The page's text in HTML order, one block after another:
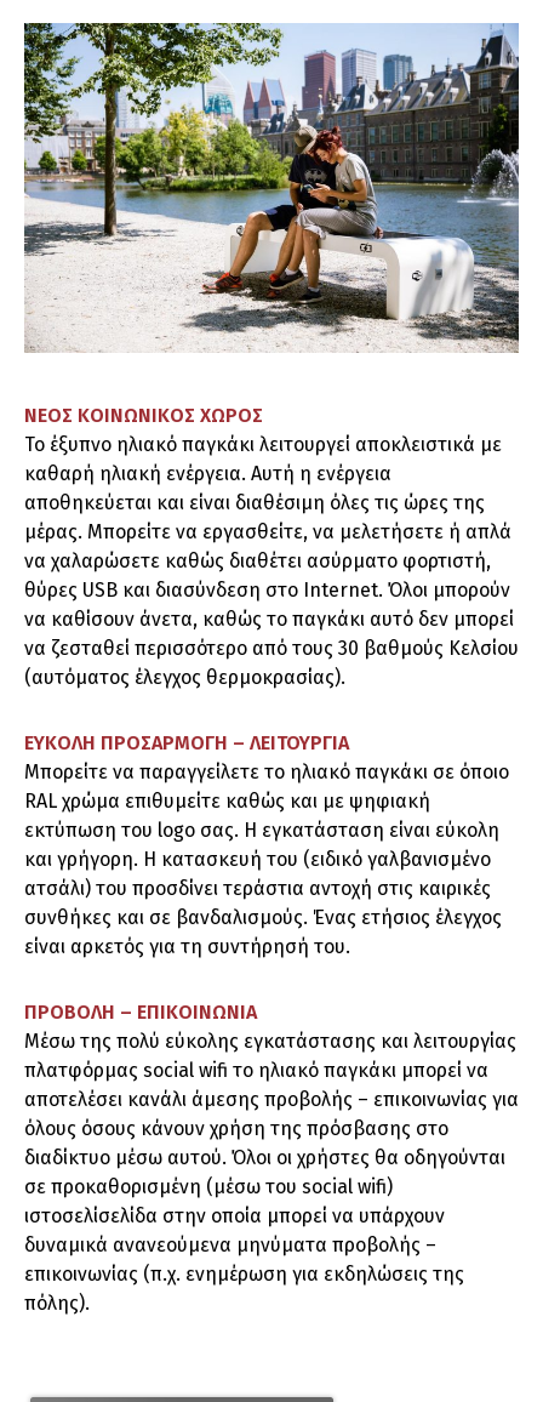
ΝΕΟΣ ΚΟΙΝΩΝΙΚΟΣ ΧΩΡΟΣ
Το έξυπνο ηλιακό παγκάκι λειτουργεί αποκλειστικά με
καθαρή ηλιακή ενέργεια. Αυτή η ενέργεια
αποθηκεύεται και είναι διαθέσιμη όλες τις ώρες της
μέρας. Μπορείτε να εργασθείτε, να μελετήσετε ή απλά
να χαλαρώσετε καθώς διαθέτει ασύρματο φορτιστή,
θύρες USB και διασύνδεση στο Internet. Όλοι μπορούν
να καθίσουν άνετα, καθώς το παγκάκι αυτό δεν μπορεί
να ζεσταθεί περισσότερο από τους 30 βαθμούς Κελσίου
(αυτόματος έλεγχος θερμοκρασίας).
ΕΥΚΟΛΗ ΠΡΟΣΑΡΜΟΓΗ – ΛΕΙΤΟΥΡΓΙΑ
Μπορείτε να παραγγείλετε το ηλιακό παγκάκι σε όποιο
RAL χρώμα επιθυμείτε καθώς και με ψηφιακή
εκτύπωση του logo σας. Η εγκατάσταση είναι εύκολη
και γρήγορη. Η κατασκευή του (ειδικό γαλβανισμένο
ατσάλι) του προσδίνει τεράστια αντοχή στις καιρικές
συνθήκες και σε βανδαλισμούς. Ένας ετήσιος έλεγχος
είναι αρκετός για τη συντήρησή του.
ΠΡΟΒΟΛΗ – ΕΠΙΚΟΙΝΩΝΙΑ
Μέσω της πολύ εύκολης εγκατάστασης και λειτουργίας
πλατφόρμας social wifi το ηλιακό παγκάκι μπορεί να
αποτελέσει κανάλι άμεσης προβολής – επικοινωνίας για
όλους όσους κάνουν χρήση της πρόσβασης στο
διαδίκτυο μέσω αυτού. Όλοι οι χρήστες θα οδηγούνται
σε προκαθορισμένη (μέσω του social wifi)
ιστοσελίσελίδα στην οποία μπορεί να υπάρχουν
δυναμικά ανανεούμενα μηνύματα προβολής –
επικοινωνίας (π.χ. ενημέρωση για εκδηλώσεις της
πόλης).